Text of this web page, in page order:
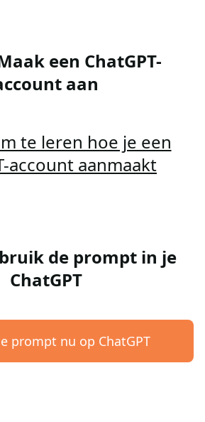
een ChatGPT-
aan
te leren hoe je een
account aanmaakt
de prompt in je
ChatGPT
prompt nu op ChatGPT